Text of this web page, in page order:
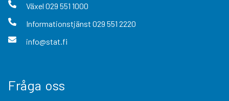
Växel 029 551 1000
Informationstjänst 029 551 2220
info@stat.fi
Fråga oss